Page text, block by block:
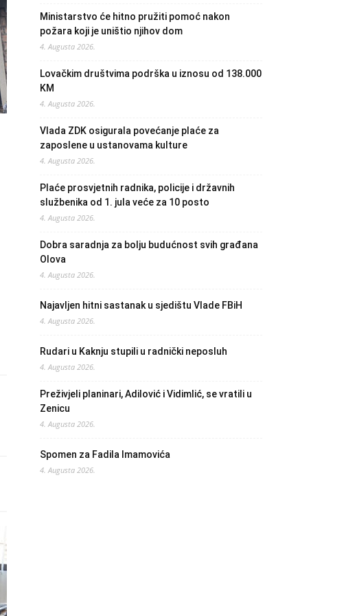
Ministarstvo će hitno pružiti pomoć nakon
požara koji je uništio njihov dom
4. Augusta 2026.
Lovačkim društvima podrška u iznosu od 138.000
KM
4. Augusta 2026.
Vlada ZDK osigurala povećanje plaće za
zaposlene u ustanovama kulture
4. Augusta 2026.
Plaće prosvjetnih radnika, policije i državnih
službenika od 1. jula veće za 10 posto
4. Augusta 2026.
Dobra saradnja za bolju budućnost svih građana
Olova
4. Augusta 2026.
Najavljen hitni sastanak u sjedištu Vlade FBiH
4. Augusta 2026.
Rudari u Kaknju stupili u radnički neposluh
4. Augusta 2026.
Preživjeli planinari, Adilović i Vidimlić, se vratili u
Zenicu
4. Augusta 2026.
Spomen za Fadila Imamovića
4. Augusta 2026.